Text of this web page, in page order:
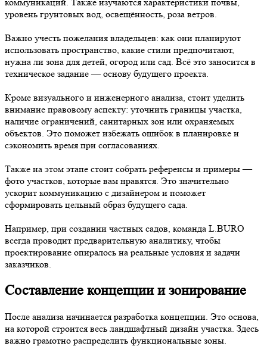
уровень грунтовых вод, освещённость, роза ветров.
Важно учесть пожелания владельцев: как они планируют
использовать пространство, какие стили предпочитают,
нужна ли зона для детей, огород или сад. Всё это заносится в
техническое задание — основу будущего проекта.
Кроме визуального и инженерного анализа, стоит уделить
внимание правовому аспекту: уточнить границы участка,
наличие ограничений, санитарных зон или охраняемых
объектов. Это поможет избежать ошибок в планировке и
сэкономить время при согласованиях.
Также на этом этапе стоит собрать референсы и примеры —
фото участков, которые вам нравятся. Это значительно
ускорит коммуникацию с дизайнером и поможет
сформировать цельный образ будущего сада.
Например, при создании частных садов, команда L.BURO
всегда проводит предварительную аналитику, чтобы
проектирование опиралось на реальные условия и задачи
заказчиков.
Составление концепции и зонирование
После анализа начинается разработка концепции. Это основа,
на которой строится весь ландшафтный дизайн участка. Здесь
важно грамотно распределить функциональные зоны.